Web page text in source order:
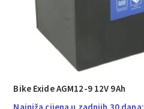
Bike Exide AGM12-9 12V 9Ah
Najniža cijena u zadnjih 30 dana: